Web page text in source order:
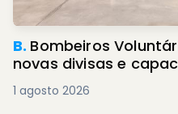
B. Bombeiros
novas divisas e
1 agosto 2026